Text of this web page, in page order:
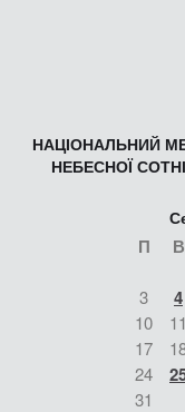
НАЦІОНАЛЬНИЙ
НЕБЕСНОЇ
П В
3 4
10
11
17
24
31